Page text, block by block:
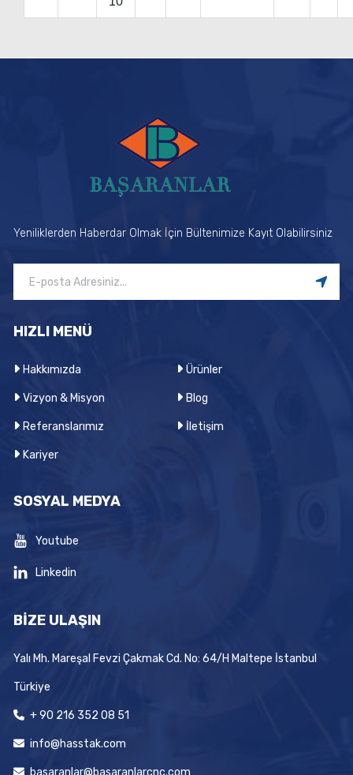
Yeniliklerden Haberdar Olmak İçin Bültenimize Kayıt Olabilirsiniz
HIZLI MENÜ
Hakkımızda
Vizyon & Misyon
Referanslarımız
Kariyer
Ürünler
Blog
İletişim
SOSYAL MEDYA
Youtube
Linkedin
BİZE ULAŞIN
Yalı Mh. Mareşal Fevzi Çakmak Cd. No: 64/H Maltepe İstanbul
Türkiye
+ 90 216 352 08 51
info@hasstak.com
basaranlar@basaranlarcnc.com